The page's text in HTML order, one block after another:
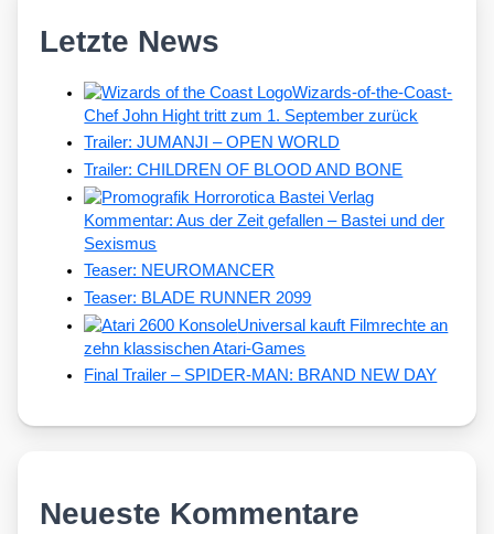
Letzte News
Wizards-of-the-Coast-
Chef John Hight tritt zum 1. September zurück
Trailer: JUMANJI – OPEN WORLD
Trailer: CHILDREN OF BLOOD AND BONE
Kommentar: Aus der Zeit gefallen – Bastei und der
Sexismus
Teaser: NEUROMANCER
Teaser: BLADE RUNNER 2099
Universal kauft Filmrechte an
zehn klassischen Atari-Games
Final Trailer – SPIDER-MAN: BRAND NEW DAY
Neueste Kommentare